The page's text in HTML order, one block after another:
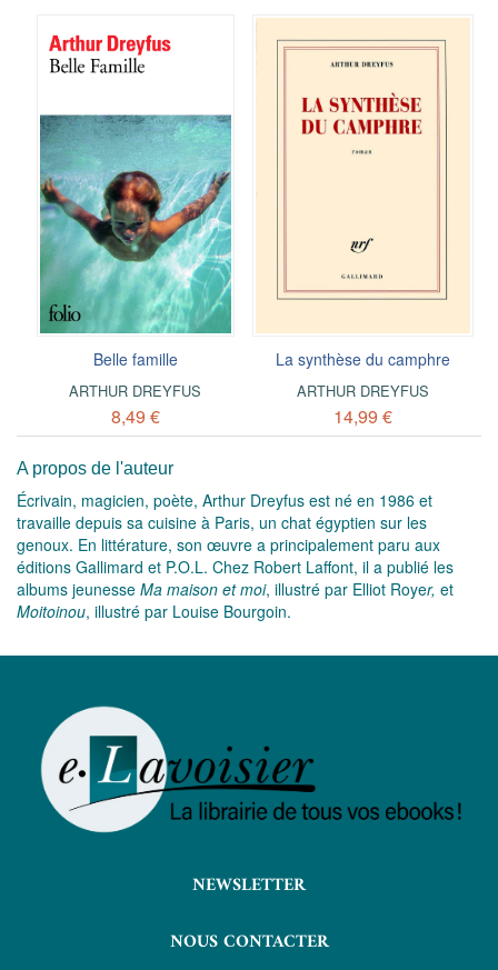
Belle famille
ARTHUR DREYFUS
8,49 €
La synthèse du camphre
ARTHUR DREYFUS
14,99 €
A propos de l'auteur
Écrivain, magicien, poète, Arthur Dreyfus est né en 1986 et
travaille depuis sa cuisine à Paris, un chat égyptien sur les
genoux. En littérature, son œuvre a principalement paru aux
éditions Gallimard et P.O.L. Chez Robert Laffont, il a publié les
albums jeunesse Ma maison et moi, illustré par Elliot Royer, et
Moitoinou, illustré par Louise Bourgoin.
NEWSLETTER
NOUS CONTACTER